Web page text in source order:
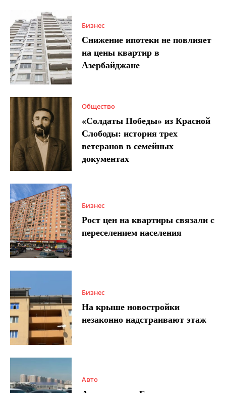
Бизнес
Снижение ипотеки не повлияет
на цены квартир в
Азербайджане
Общество
«Солдаты Победы» из Красной
Слободы: история трех
ветеранов в семейных
документах
Бизнес
Рост цен на квартиры связали с
переселением населения
Бизнес
На крыше новостройки
незаконно надстраивают этаж
Авто